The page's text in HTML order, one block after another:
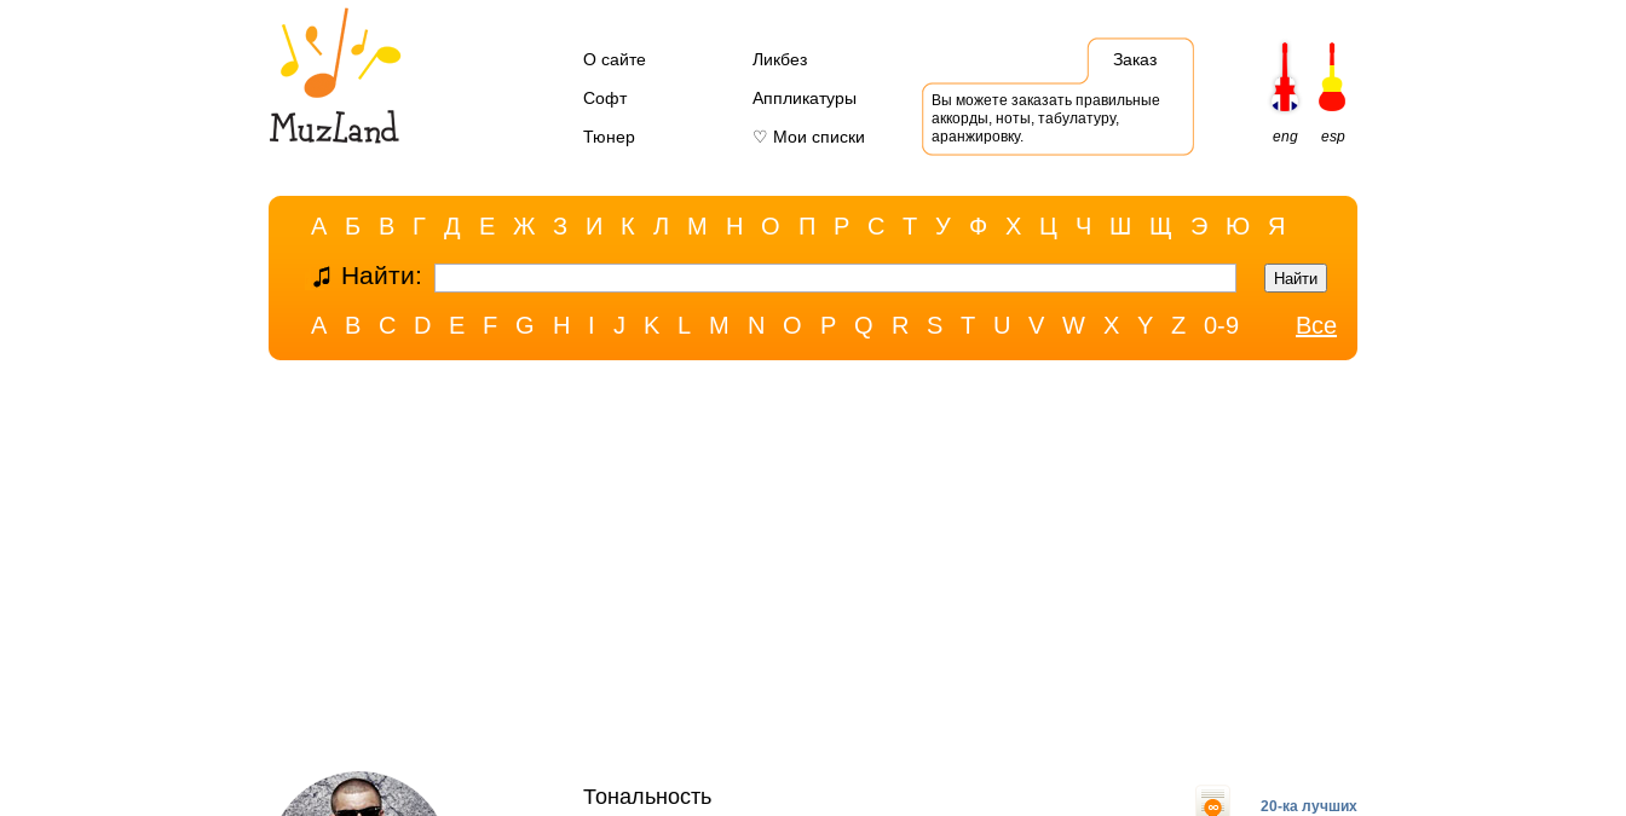
О сайте
Ликбез
Софт
Аппликатуры
Тюнер
♡ Мои списки
Заказ
Вы можете заказать правильные
аккорды, ноты, табулатуру,
аранжировку.
eng esp
А Б В Г Д Е Ж З И К Л М Н О П Р С Т У Ф Х Ц Ч Ш Щ Э Ю Я
Найти:
A B C D E F G H I J K L M N O P Q R S T U V W X Y Z 0-9 Все
Тональность 20-ка лучших